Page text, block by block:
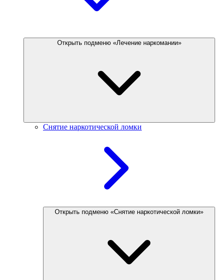
Открыть подменю «Лечение наркомании»
Снятие наркотической ломки
Открыть подменю «Снятие наркотической ломки»